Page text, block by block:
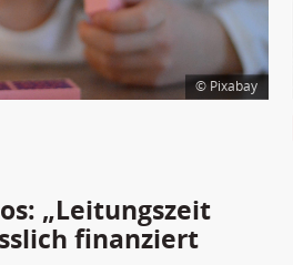
© Pixabay
„Leitungszeit
finanziert